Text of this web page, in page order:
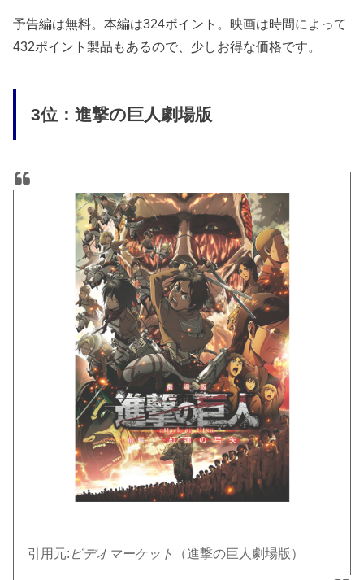
予告編は無料。本編は324ポイント。映画は時間によって
432ポイント製品もあるので、少しお得な価格です。
3位：進撃の巨人劇場版
引用元: ビデオマーケット （進撃の巨人劇場版）